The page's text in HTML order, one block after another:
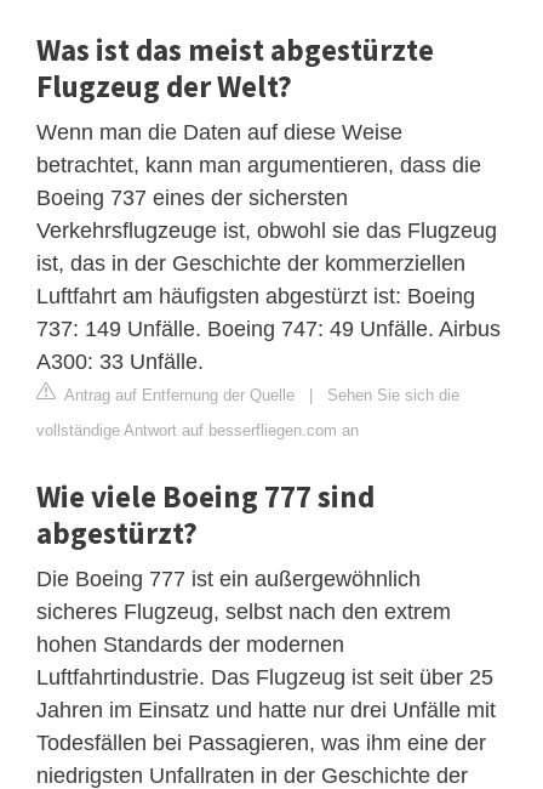
Was ist das meist abgestürzte
Flugzeug der Welt?
Wenn man die Daten auf diese Weise
betrachtet, kann man argumentieren, dass die
Boeing 737 eines der sichersten
Verkehrsflugzeuge ist, obwohl sie das Flugzeug
ist, das in der Geschichte der kommerziellen
Luftfahrt am häufigsten abgestürzt ist: Boeing
737: 149 Unfälle. Boeing 747: 49 Unfälle. Airbus
A300: 33 Unfälle.
Antrag auf Entfernung der Quelle | Sehen Sie sich die
vollständige Antwort auf besserfliegen.com an
Wie viele Boeing 777 sind
abgestürzt?
Die Boeing 777 ist ein außergewöhnlich
sicheres Flugzeug, selbst nach den extrem
hohen Standards der modernen
Luftfahrtindustrie. Das Flugzeug ist seit über 25
Jahren im Einsatz und hatte nur drei Unfälle mit
Todesfällen bei Passagieren, was ihm eine der
niedrigsten Unfallraten in der Geschichte der